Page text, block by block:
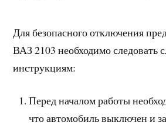
Для безопасного отключения
ВАЗ 2103 необходимо следовать
инструкциям:
Перед началом работы
что автомобиль выключен и